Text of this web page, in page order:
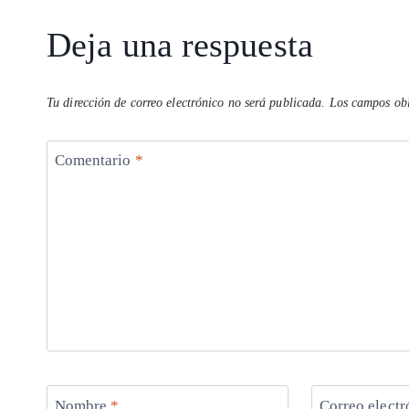
Deja una respuesta
Tu dirección de correo electrónico no será publicada. Los campos
Comentario *
Nombre * Correo